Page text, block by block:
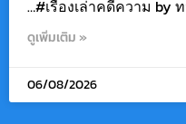
…#เรื่องเล่าคดีความ by
ดูเพิ่มเติม »
06/08/2026